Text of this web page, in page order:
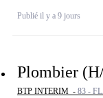
Publié il y a 9 jours
Plombier
BTP INTERIM - 83 -